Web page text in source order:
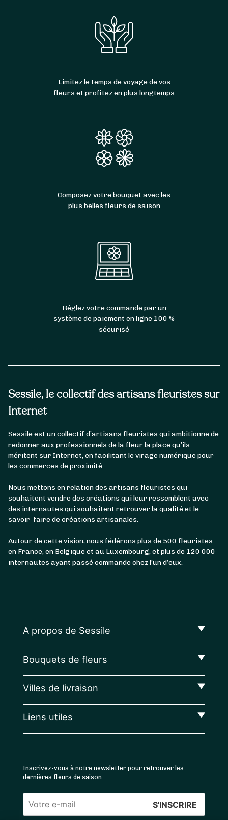
Sessile, le collectif des artisans fleuristes sur
Internet
Sessile est un collectif d’artisans fleuristes qui ambitionne de
redonner aux professionnels de la fleur la place qu’ils
méritent sur Internet, en facilitant le virage numérique pour
les commerces de proximité.
Nous mettons en relation des artisans fleuristes qui
souhaitent vendre des créations qui leur ressemblent avec
des internautes qui souhaitent retrouver la qualité et le
savoir-faire de créations artisanales.
Autour de cette vision, nous fédérons plus de 500 fleuristes
en France, en Belgique et au Luxembourg, et plus de 120 000
internautes ayant passé commande chez l’un d’eux.
Limitez le temps de voyage de vos
fleurs et profitez en plus longtemps
Composez votre bouquet avec les
plus belles fleurs de saison
Réglez votre commande par un
système de paiement en ligne 100 %
sécurisé
A propos de Sessile
Bouquets de fleurs
Villes de livraison
Liens utiles
Inscrivez-vous à notre newsletter pour retrouver les
dernières fleurs de saison